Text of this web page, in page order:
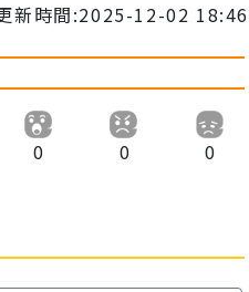
新時間:2025-12-02 18:46
0 0 0